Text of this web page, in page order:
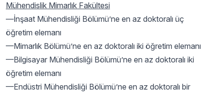
Mühendislik Mimarlık Fakültesi
—İnşaat Mühendisliği Bölümü’ne en az doktoralı üç
öğretim elemanı
—Mimarlık Bölümü’ne en az doktoralı iki öğretim elemanı
—Bilgisayar Mühendisliği Bölümü’ne en az doktoralı iki
öğretim elemanı
—Endüstri Mühendisliği Bölümü’ne en az doktoralı bir